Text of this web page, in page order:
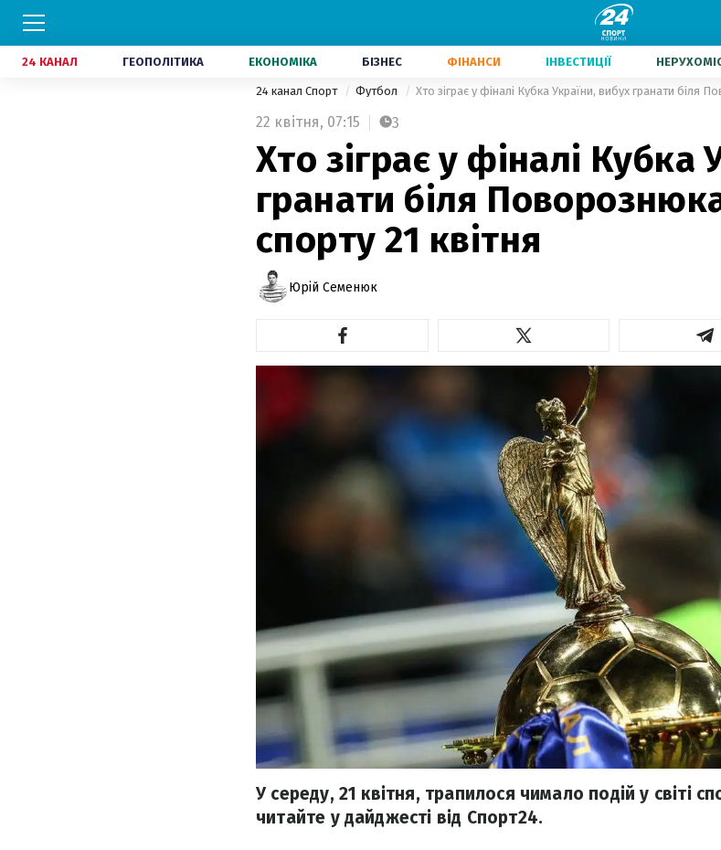
24 КАНАЛ ГЕОПОЛІТИКА ЕКОНОМІКА БІЗНЕС ФІНАНСИ ІНВЕСТИЦІЇ
24 канал Спорт Футбол Хто зіграє у фіналі Кубка України, вибух гранати біля
22 квітня, 07:15 3
Хто зіграє у фіналі Кубка
гранати біля
спорту 21 квітня
Юрій Семенюк
У середу, 21 квітня, трапилося чимало подій у світі
читайте у дайджесті від Спорт24.